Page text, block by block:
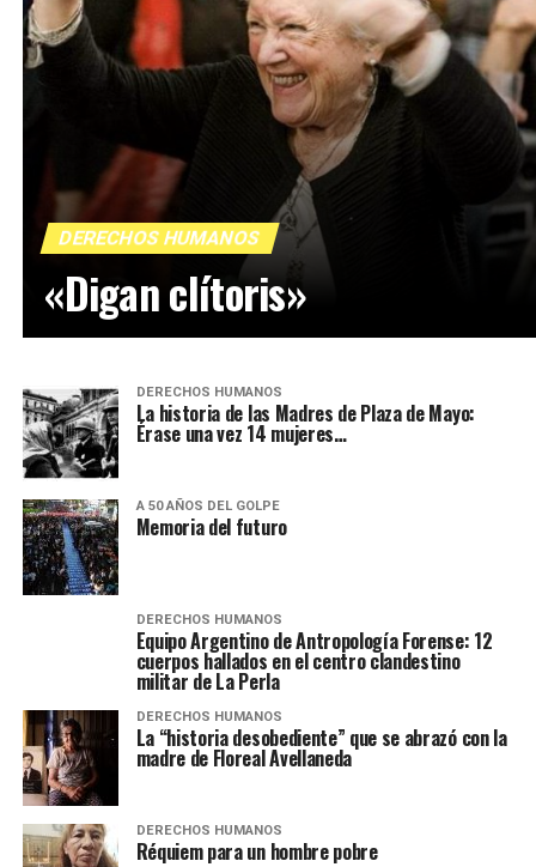
DERECHOS HUMANOS
«Digan clítoris»
DERECHOS HUMANOS
La historia de las Madres de Plaza de Mayo:
Érase una vez 14 mujeres…
A 50 AÑOS DEL GOLPE
Memoria del futuro
DERECHOS HUMANOS
Equipo Argentino de Antropología Forense: 12
cuerpos hallados en el centro clandestino
militar de La Perla
DERECHOS HUMANOS
La “historia desobediente” que se abrazó con la
madre de Floreal Avellaneda
DERECHOS HUMANOS
Réquiem para un hombre pobre